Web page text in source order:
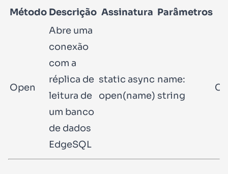
Método Descrição Assinatura Parâmetros
Open
Abre uma
conexão
com a
réplica de
leitura de
um banco
de dados
EdgeSQL
static async
open(name)
name:
string